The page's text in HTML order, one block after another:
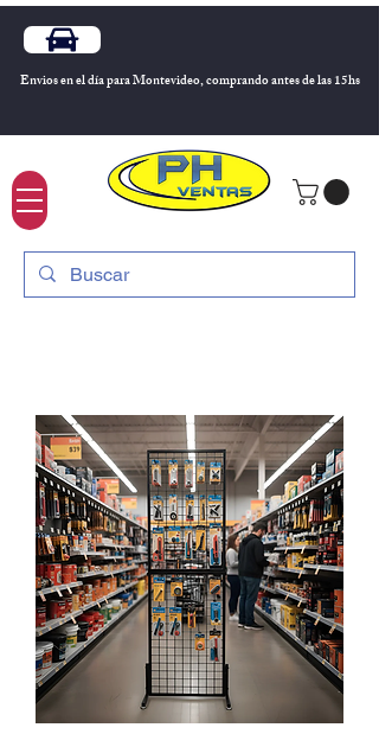
Envios en el día para Montevideo, comprando antes de las 15hs